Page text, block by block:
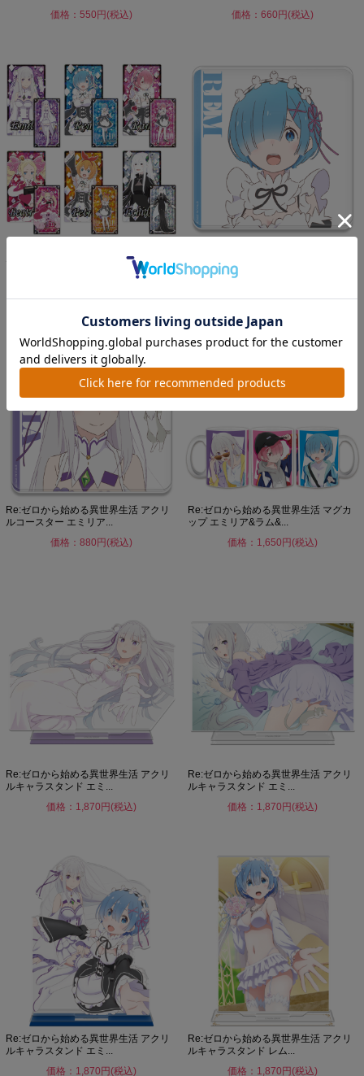
価格：550円(税込)
価格：660円(税込)
価格：3,960円(税込)
価格：880円(税込)
Re:ゼロから始める異世界生活 アクリ
ルコースター エミリア...
価格：880円(税込)
Re:ゼロから始める異世界生活 マグカ
ップ エミリア&ラム&...
価格：1,650円(税込)
Re:ゼロから始める異世界生活 アクリ
ルキャラスタンド エミ...
価格：1,870円(税込)
Re:ゼロから始める異世界生活 アクリ
ルキャラスタンド エミ...
価格：1,870円(税込)
Re:ゼロから始める異世界生活 アクリ
ルキャラスタンド エミ...
価格：1,870円(税込)
Re:ゼロから始める異世界生活 アクリ
ルキャラスタンド レム...
価格：1,870円(税込)